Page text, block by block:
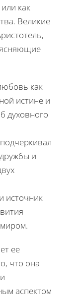
как
Великие
как
истине и
духовного
и
источник
ее
что она
аспектом